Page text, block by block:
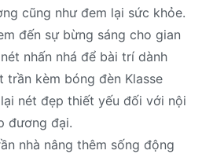
cũng như đem lại sức khỏe.
đến sự bừng sáng cho gian
nhấn nhá để bài trí dành
trần kèm bóng đèn Klasse
nét đẹp thiết yếu đối với nội
đương đại.
nhà nâng thêm sống động